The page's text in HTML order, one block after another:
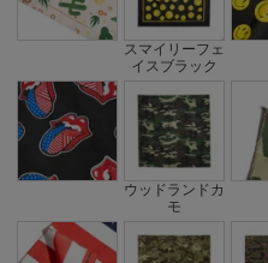
スマイリーフェ
イスブラック
ウッドランドカ
モ